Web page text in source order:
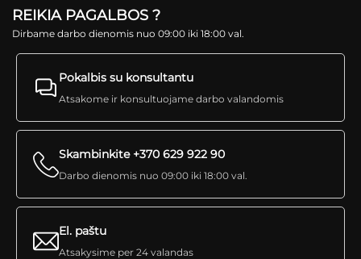
REIKIA PAGALBOS ?
Dirbame darbo dienomis nuo 09:00 iki 18:00 val.
Pokalbis su konsultantu
Atsakome ir konsultuojame darbo valandomis
Skambinkite +370 629 922 90
Darbo dienomis nuo 09:00 iki 18:00 val.
El. paštu
Atsakysime per 24 valandas